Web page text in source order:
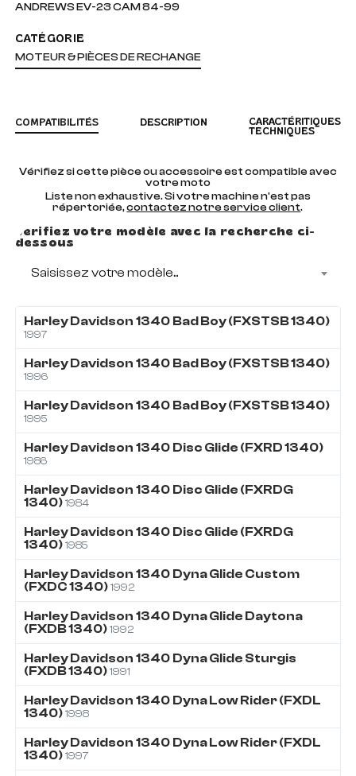
ANDREWS EV-23 CAM 84-99
CATÉGORIE
MOTEUR & PIÈCES DE RECHANGE
COMPATIBILITÉS DESCRIPTION
CARACTÉRITIQUES
TECHNIQUES
Vérifiez si cette pièce ou accessoire est compatible avec
votre moto
Liste non exhaustive. Si votre machine n'est pas
répertoriée,contactez notre service client.
Vérifiez votre modèle avec la recherche ci-
dessous
Saisissez votre modèle...
Harley Davidson 1340 Bad Boy (FXSTSB 1340)
1997
Harley Davidson 1340 Bad Boy (FXSTSB 1340)
1996
Harley Davidson 1340 Bad Boy (FXSTSB 1340)
1995
Harley Davidson 1340 Disc Glide (FXRD 1340)
1986
Harley Davidson 1340 Disc Glide (FXRDG
1340) 1984
Harley Davidson 1340 Disc Glide (FXRDG
1340) 1985
Harley Davidson 1340 Dyna Glide Custom
(FXDC 1340) 1992
Harley Davidson 1340 Dyna Glide Daytona
(FXDB 1340) 1992
Harley Davidson 1340 Dyna Glide Sturgis
(FXDB 1340) 1991
Harley Davidson 1340 Dyna Low Rider (FXDL
1340) 1998
Harley Davidson 1340 Dyna Low Rider (FXDL
1340) 1997